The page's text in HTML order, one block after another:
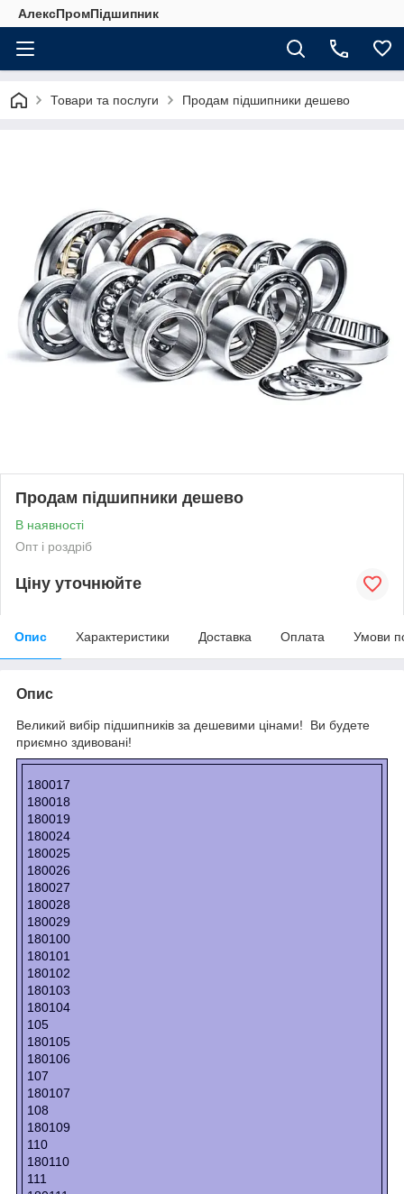
АлексПромПідшипник
Товари та послуги Продам підшипники дешево
Продам підшипники дешево
В наявності
Опт і роздріб
Ціну уточнюйте
Опис Характеристики Доставка Оплата Умови
Опис
Великий вибір підшипників за дешевими цінами! Ви будете
приємно здивовані!
180017
180018
180019
180024
180025
180026
180027
180028
180029
180100
180101
180102
180103
180104
105
180105
180106
107
180107
108
180109
110
180110
111